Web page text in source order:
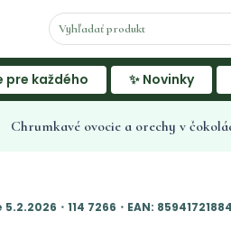
pre každého ✨ Novinky
Chrumkavé ovocie a orechy v
・114 7266・EAN: